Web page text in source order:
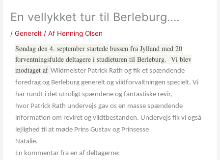
En vellykket tur til Berleburg….
/Generelt / Af Henning Olsen
Søndag den 4. september startede bussen fra Jylland med 20
forventningsfulde deltagere i studieturen til Berleburg. Vi blev
modtaget afWildmeister Patrick Rath og fik et spændende
foredrag og Berleburg generelt og vildforvaltningen specielt. Vi
har rundt i det utroligt spændene og fantastiske revir,
hvor Patrick Rath undervejs gav os en masse spændende
information om reviret og vildtbestanden. Undervejs fik vi også
lejlighed til at møde Prins Gustav og Prinsesse
Natalie.
En kommentar fra en af deltagerne: